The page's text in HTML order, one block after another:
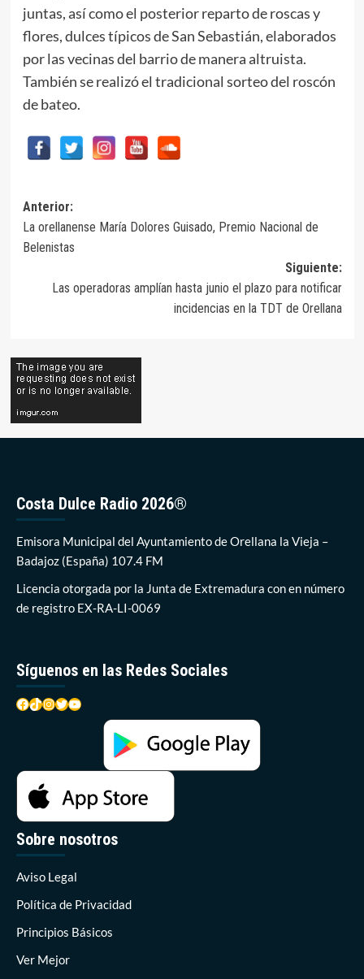
juntas, así como el posterior reparto de roscas y
flores, dulces típicos de San Sebastián, elaborados
por las vecinas del barrio de manera altruista.
También se realizó el tradicional sorteo del roscón
de bateo.
Navegación
de
Anterior:
La orellanense María Dolores Guisado, Premio Nacional de
Belenistas
Siguiente:
Las operadoras amplían hasta junio el plazo para notificar
incidencias en la TDT de Orellana
Costa Dulce Radio 2026®
Emisora Municipal del Ayuntamiento de Orellana la Vieja –
Badajoz (España) 107.4 FM
Licencia otorgada por la Junta de Extremadura con en número
de registro EX-RA-LI-0069
Síguenos en las Redes Sociales
Facebook
TikTok
Instagram
Twitter
YouTube
Sobre nosotros
Aviso Legal
Política de Privacidad
Principios Básicos
Ver Mejor